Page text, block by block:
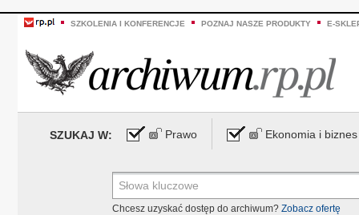
SZKOLENIA I KONFERENCJE POZNAJ NASZE PRODUKTY E-
SZUKAJ W: Prawo Ekonomia i biznes
Chcesz uzyskać dostęp do archiwum? Zobacz ofertę